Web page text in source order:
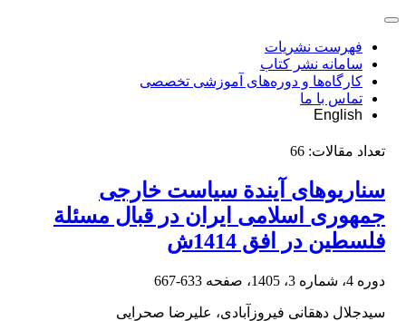
فهرست نشریات
سامانه نشر کتاب
کارگاه‌ها و دوره‌های آموزشی تخصصی
تماس با ما
English
تعداد مقالات: 66
سناریوهای آیندة‌ سیاست خارجی
جمهوری اسلامی ایران در قبال مسئلة
فلسطین در افق 1414ش
دوره 4، شماره 3، 1405، صفحه 633-667
سیدجلال دهقانی فیروزآبادی، علیرضا صحرایی